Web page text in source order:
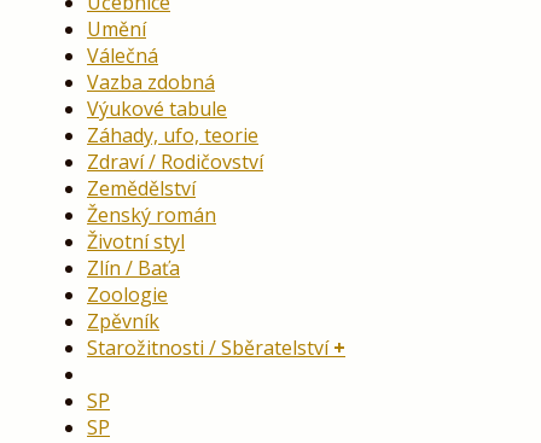
Umění
Válečná
Vazba zdobná
Výukové tabule
Záhady, ufo, teorie
Zdraví / Rodičovství
Zemědělství
Ženský román
Životní styl
Zlín / Baťa
Zoologie
Zpěvník
Starožitnosti / Sběratelství
SP
SP